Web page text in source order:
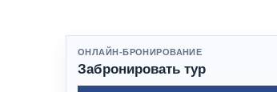
ОНЛАЙН-БРОНИРОВАНИЕ
Забронировать тур